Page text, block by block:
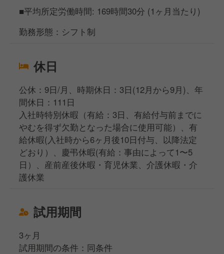
■平均所定労働時間: 169時間30分 (1ヶ月当たり)
勤務形態：シフト制
休日
公休：9日/月、時期休日：3日(12月から9月)、年
間休日：111日
入社時特別休暇（有給：3日、有給付与前までに
やむを得ず欠勤となった場合に使用可能）、有
給休暇(入社時から6ヶ月後10日付与、以降法定
どおり）、慶弔休暇(有給：事由によって1〜5
日）、産前産後休暇・育児休業、介護休暇・介
護休業
試用期間
3ヶ月
試用期間の条件：同条件